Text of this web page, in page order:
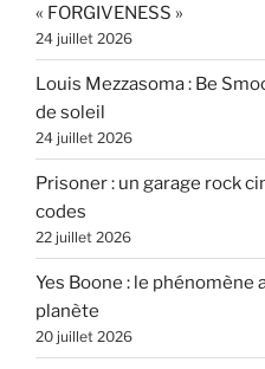
« FORGIVENESS »
24 juillet 2026
Louis Mezzasoma : Be
de soleil
24 juillet 2026
Prisoner : un garage rock
codes
22 juillet 2026
Yes Boone : le
planète
20 juillet 2026